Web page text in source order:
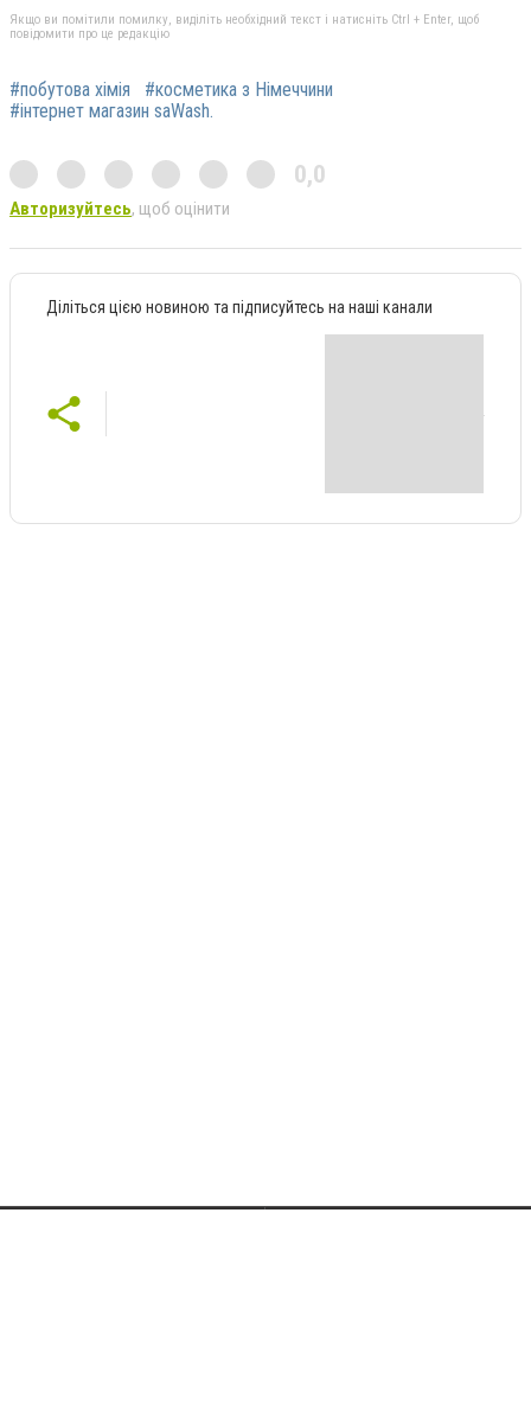
Якщо ви помітили помилку, виділіть необхідний текст і натисніть Ctrl + Enter, щоб
повідомити про це редакцію
#побутова хімія
#косметика з Німеччини
#інтернет магазин saWash.
0,0
Авторизуйтесь, щоб оцінити
Діліться цією новиною та підписуйтесь на наші канали